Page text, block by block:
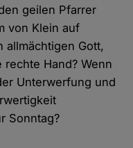
geilen Pfarrer
von Klein auf
allmächtigen Gott,
Hand? Wenn
Unterwerfung und
Sonntag?